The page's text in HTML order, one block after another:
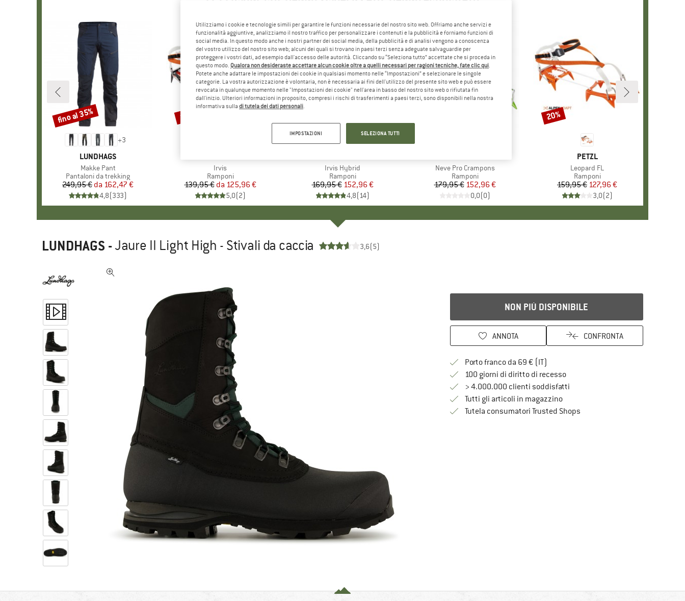
+3
MARCHIO
LUNDHAGS
Articolo
Makke Pant
Gruppo di prodotti
Pantaloni da trekking
Prezzo
249,95 € Prezzo ridotto
da 162,47 €
4,8(333)
Sconto
fino al 35%
Articolo
Irvis
Gruppo di prodotti
Ramponi
Prezzo
139,95 € Prezzo ridotto
da 125,96 €
5,0(2)
Sconto
10%
Articolo
Irvis Hybrid
Gruppo di prodotti
Ramponi
Prezzo
169,95 € Prezzo ridotto
152,96 €
4,8(14)
Articolo
Neve Pro Crampons
Gruppo di prodotti
Ramponi
Prezzo
179,95 € Prezzo ridotto
152,96 €
0,0(0)
MARCHIO
PETZL
Articolo
Leopard FL
Gruppo di prodotti
Ramponi
Prezzo
159,95 €Prezzo ridotto
127,96 €
3,0(2)
Sconto
20%
LUNDHAGS -Jaure II Light High - Stivali da caccia 3,6(5)
NON PIÙ DISPONIBILE
ANNOTA CONFRONTA
Porto franco da 69 € (IT)
100 giorni di diritto di recessoVai alla politica di recesso qui Si
> 4.000.000 clienti soddisfatti
Tutti gli articoli in magazzino
Tutela consumatori Trusted ShopsTrovi tutte le informazioni qui!
Utilizziamo i cookie e tecnologie simili per garantire le funzioni necessarie del nostro sito web. Offriamo anche servizi e
funzionalità aggiuntive, analizziamo il nostro traffico per personalizzare i contenuti e la pubblicità e forniamo funzioni di
social media. In questo modo anche i nostri partner dei social media, della pubblicità e di analisi vengono a conoscenza
del vostro utilizzo del nostro sito web; alcuni dei quali si trovano in paesi terzi senza adeguate salvaguardie per
proteggere i vostri dati, ad esempio dall'accesso delle autorità. Cliccando su “Seleziona tutto” accettate che si proceda in
questo modo. Qualora non desideraste accettare alcun cookie oltre a quelli necessari per ragioni tecniche, fate clic qui.
Potete anche adattare le impostazioni dei cookie in qualsiasi momento nelle “Impostazioni” e selezionare le singole
categorie. La vostra autorizzazione è volontaria, non è necessaria ai fini dell'utilizzo del presente sito web e può essere
revocata in qualunque momento nelle "Impostazioni dei cookie" nell'area in basso del nostro sito web o rifiutata fin
dall'inizio. Ulteriori informazioni in proposito, compresi i rischi di trasferimenti a paesi terzi, sono disponibili nella nostra
informativa sulla di tutela dei dati personali.
IMPOSTAZIONI SELEZIONA TUTTI